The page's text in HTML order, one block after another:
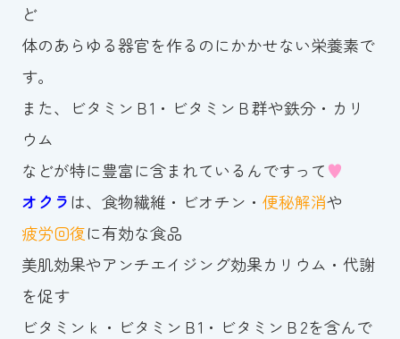
ど
体のあらゆる器官を作るのにかかせない栄養素で
す。
また、ビタミンＢ1・ビタミンＢ群や鉄分・カリ
ウム
などが特に豊富に含まれているんですって♥
オクラは、食物繊維・ビオチン・ 便秘解消や
疲労回復に有効な食品
美肌効果やアンチエイジング効果カリウム・代謝
を促す
ビタミンｋ・ビタミンＢ1・ビタミンＢ2を含んで